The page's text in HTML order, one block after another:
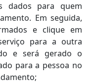
dados para quem
Em seguida,
e clique em
para a outra
e será gerado o
para a pessoa no